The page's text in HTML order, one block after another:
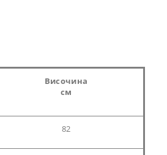
Височина
см
82